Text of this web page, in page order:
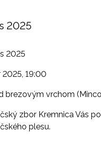
2025
2025
2025, 19:00
brezovým vrchom
zbor Kremnica Vás
plesu.